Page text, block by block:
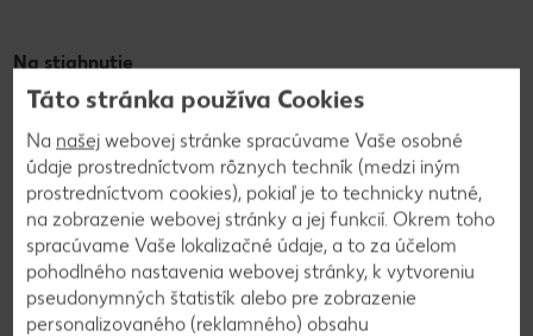
Na stiahnutie
Cool doplnky na fotenie
Táto stránka používa Cookies
Na našej webovej stránke spracúvame Vaše osobné
údaje prostredníctvom rôznych techník (medzi iným
prostredníctvom cookies), pokiaľ je to technicky nutné,
na zobrazenie webovej stránky a jej funkcií. Okrem toho
spracúvame Vaše lokalizačné údaje, a to za účelom
pohodlného nastavenia webovej stránky, k vytvoreniu
pseudonymných štatistík alebo pre zobrazenie
personalizovaného (reklamného) obsahu